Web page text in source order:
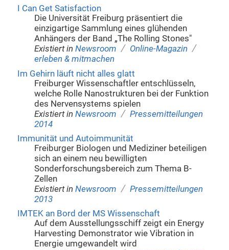
I Can Get Satisfaction
Die Universität Freiburg präsentiert die
einzigartige Sammlung eines glühenden
Anhängers der Band „The Rolling Stones"
Existiert in Newsroom / Online-Magazin /
erleben & mitmachen
Im Gehirn läuft nicht alles glatt
Freiburger Wissenschaftler entschlüsseln,
welche Rolle Nanostrukturen bei der Funktion
des Nervensystems spielen
Existiert in Newsroom / Pressemitteilungen
2014
Immunität und Autoimmunität
Freiburger Biologen und Mediziner beteiligen
sich an einem neu bewilligten
Sonderforschungsbereich zum Thema B-
Zellen
Existiert in Newsroom / Pressemitteilungen
2013
IMTEK an Bord der MS Wissenschaft
Auf dem Ausstellungsschiff zeigt ein Energy
Harvesting Demonstrator wie Vibration in
Energie umgewandelt wird